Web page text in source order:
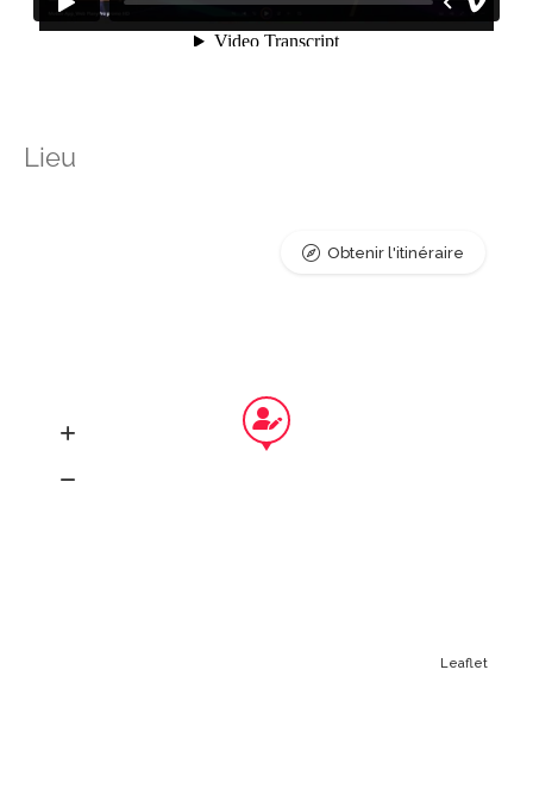
Lieu
Leaflet
Obtenir l'itinéraire